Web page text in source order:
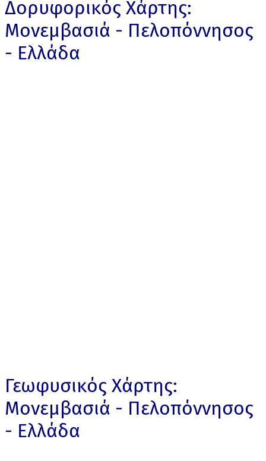
Δορυφορικός Χάρτης:
Μονεμβασιά - Πελοπόννησος
- Ελλάδα
Γεωφυσικός Χάρτης:
Μονεμβασιά - Πελοπόννησος
- Ελλάδα